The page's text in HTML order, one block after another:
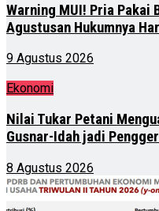
Warning MUI! Pria Pakai
Agustusan Hukumnya
9 Agustus 2026
Ekonomi
Nilai Tukar Petani
Gusnar-Idah jadi
8 Agustus 2026